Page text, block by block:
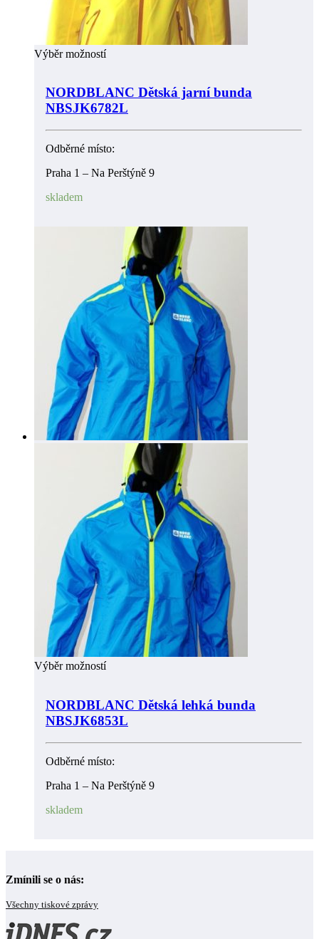
Výběr možností
NORDBLANC Dětská jarní bunda
NBSJK6782L
Odběrné místo:
Praha 1 – Na Perštýně 9
skladem
Výběr možností
NORDBLANC Dětská lehká bunda
NBSJK6853L
Odběrné místo:
Praha 1 – Na Perštýně 9
skladem
Zmínili se o nás:
Všechny tiskové zprávy